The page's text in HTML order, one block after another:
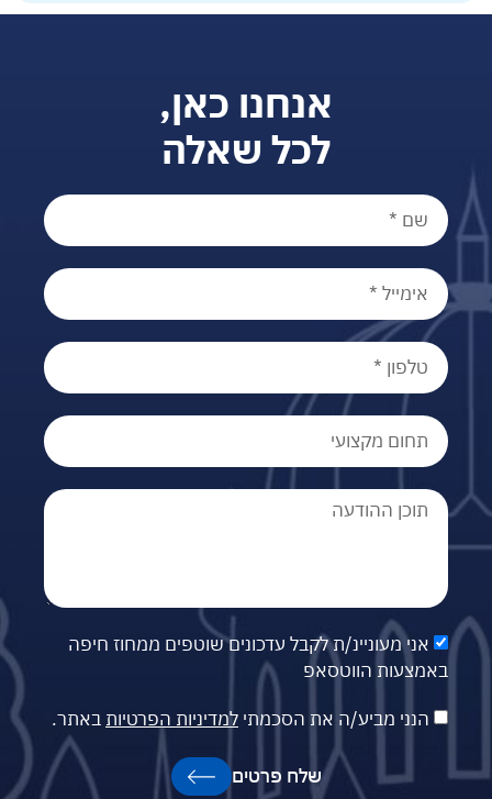
אנחנו כאן,
לכל שאלה
אני מעוניינ/ת לקבל עדכונים שוטפים ממחוז חיפה
באמצעות הווטסאפ
הנני מביע/ה את הסכמתי למדיניות הפרטיות באתר.
שלח פרטים